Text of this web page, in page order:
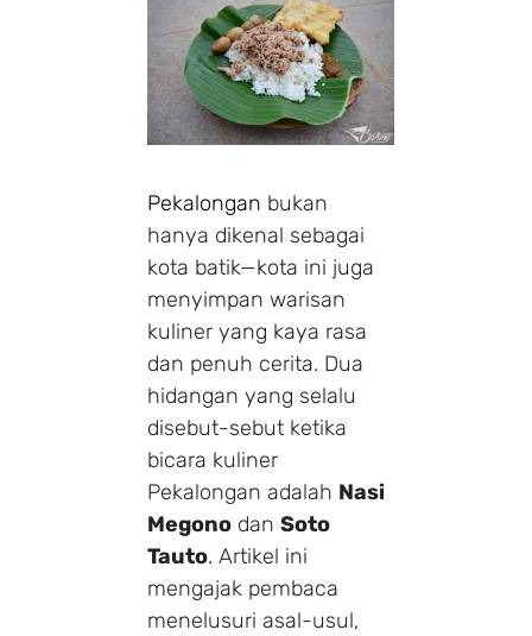
Pekalongan bukan
hanya dikenal sebagai
kota batik—kota ini juga
menyimpan warisan
kuliner yang kaya rasa
dan penuh cerita. Dua
hidangan yang selalu
disebut-sebut ketika
bicara kuliner
Pekalongan adalah Nasi
Megono dan Soto
Tauto. Artikel ini
mengajak pembaca
menelusuri asal-usul,